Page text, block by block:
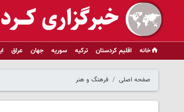
خانه اقلیم کردستان ترکیه سوریه جهان عراق
صفحه اصلی فرهنگ و هنر